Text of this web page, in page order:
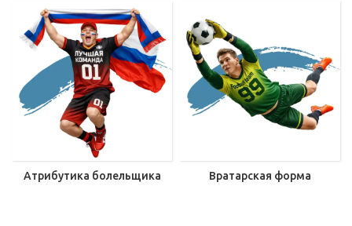
Атрибутика болельщика Вратарская форма